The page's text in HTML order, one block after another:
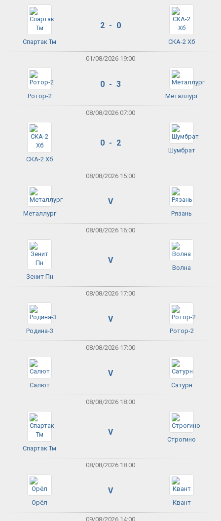
Спартак Тм
2 - 0
СКА-2 Хб
01/08/2026 19:00
Ротор-2
0 - 3
Металлург
08/08/2026 07:00
СКА-2 Хб
0 - 2
Шумбрат
08/08/2026 15:00
Металлург
V
Рязань
08/08/2026 16:00
Зенит Пн
V
Волна
08/08/2026 17:00
Родина-3
V
Ротор-2
08/08/2026 17:00
Салют
V
Сатурн
08/08/2026 18:00
Спартак Тм
V
Строгино
08/08/2026 18:00
Орёл
V
Квант
09/08/2026 14:00